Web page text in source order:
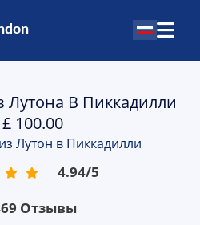
В Пиккадилли
100.00
Лутон в Пиккадилли
4.94/5
Отзывы